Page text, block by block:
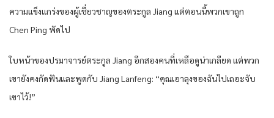
ความแข็งแกร่งของผู้เชี่ยวชาญของตระกูล Jiang แต่ตอนนี้พวกเขาถูก
Chen Ping พัดไป
ใบหน้าของปรมาจารย์ตระกูล Jiang อีกสองคนที่เหลือดูน่าเกลียด แต่พวก
เขายังคงกัดฟันและพูดกับ Jiang Lanfeng: “คุณเอาลุงของฉันไปเถอะจับ
เขาไว้!”